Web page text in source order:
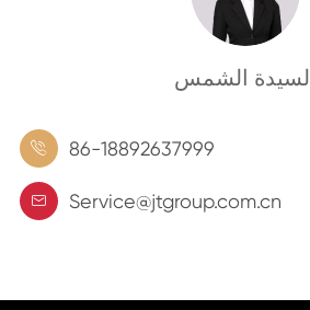
السيدة الشمس
 86-18892637999
 Service@jtgroup.com.cn